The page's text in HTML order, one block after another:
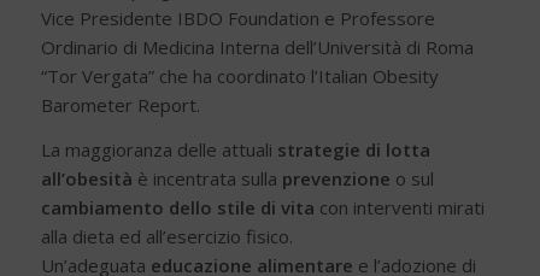
Vice Presidente IBDO Foundation e Professore
Ordinario di Medicina Interna dell’Università di Roma
“Tor Vergata” che ha coordinato l’Italian Obesity
Barometer Report.
La maggioranza delle attuali strategie di lotta
all’obesità è incentrata sulla prevenzione o sul
cambiamento dello stile di vita con interventi mirati
alla dieta ed all’esercizio fisico.
Un’adeguata educazione alimentare e l’adozione di